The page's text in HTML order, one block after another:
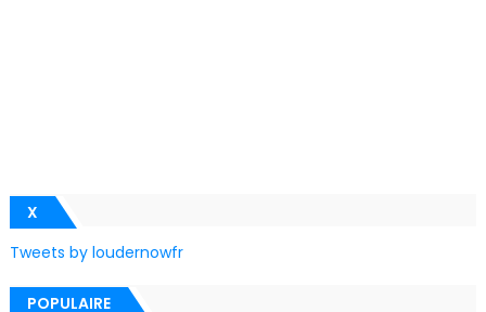
X
Tweets by loudernowfr
POPULAIRE